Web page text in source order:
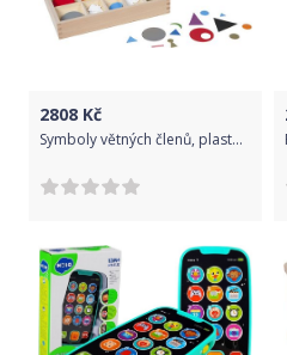
2808 Kč
Symboly větných členů, plastové, v krabičce